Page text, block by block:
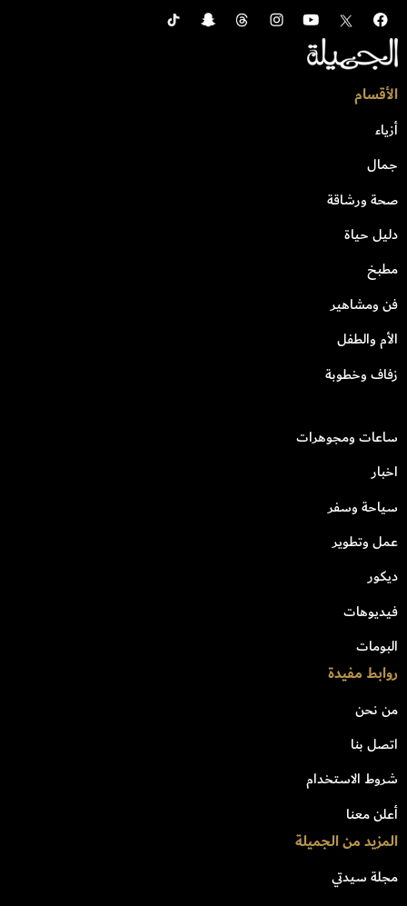
الأقسام
أزياء
جمال
صحة ورشاقة
دليل حياة
مطبخ
فن ومشاهير
الأم والطفل
زفاف وخطوبة
ساعات ومجوهرات
اخبار
سياحة وسفر
عمل وتطوير
ديكور
فيديوهات
البومات
روابط مفيدة
من نحن
اتصل بنا
شروط الاستخدام
أعلن معنا
المزيد من الجميلة
مجلة سيدتي